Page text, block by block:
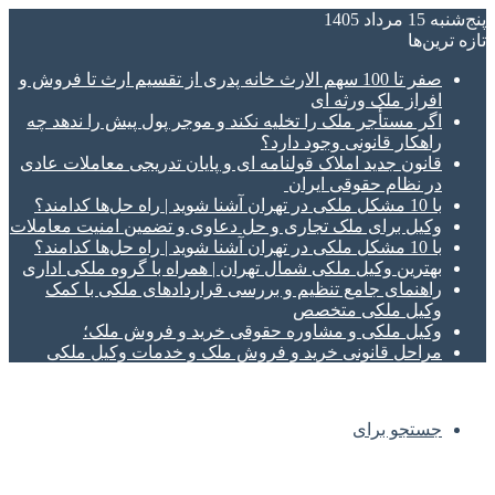
پنج‌شنبه 15 مرداد 1405
تازه‌ ترین‌ها
صفر تا 100 سهم الارث خانه پدری از تقسیم ارث تا فروش و
افراز ملک ورثه ای
اگر مستأجر ملک را تخلیه نکند و موجر پول پیش را ندهد چه
راهکار قانونی وجود دارد؟
قانون جدید املاک قولنامه ای و پایان تدریجی معاملات عادی
در نظام حقوقی ایران
با 10 مشکل ملکی در تهران آشنا شوید | راه حل‌ها کدامند؟
وکیل برای ملک تجاری و حل دعاوی و تضمین امنیت معاملات
با 10 مشکل ملکی در تهران آشنا شوید | راه حل‌ها کدامند؟
بهترین وکیل ملکی شمال تهران | همراه با گروه ملکی اداری
راهنمای جامع تنظیم و بررسی قراردادهای ملکی با کمک
وکیل ملکی متخصص
وکیل ملکی و مشاوره حقوقی خرید و فروش ملک؛
مراحل قانونی خرید و فروش ملک و خدمات وکیل ملکی
جستجو برای